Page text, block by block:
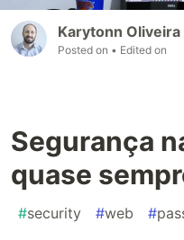
Karytonn Oliveira
Posted on • Edited on
Segurança
quase
#security #web #